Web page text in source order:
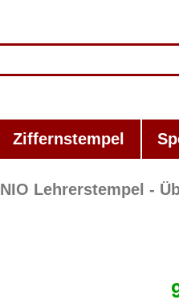
Ziffernstempel
NIO Lehrerstempel -